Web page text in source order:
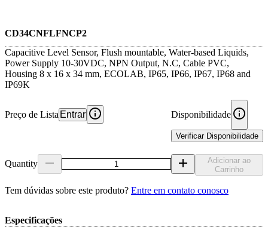
CD34CNFLFNCP2
Capacitive Level Sensor, Flush mountable, Water-based Liquids,
Power Supply 10-30VDC, NPN Output, N.C, Cable PVC,
Housing 8 x 16 x 34 mm, ECOLAB, IP65, IP66, IP67, IP68 and
IP69K
Preço de Lista Entrar Disponibilidade
Verificar Disponibilidade
Quantity
Adicionar ao
Carrinho
Tem dúvidas sobre este produto? Entre em contato conosco
Especificações